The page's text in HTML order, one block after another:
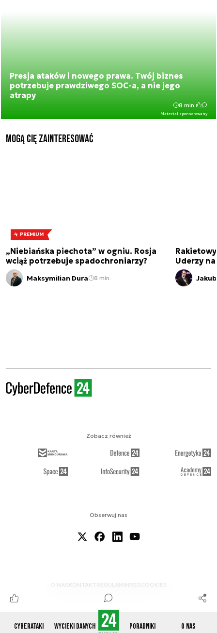
Cyberataki Wycieki danych Poradniki O nas
Presja ataków i nowego prawa. Twój biznes
potrzebuje prawdziwego SOC-a, a nie jego
atrapy
Materiał sponsorowany
8 min.
Mogą Cię zainteresować
PREMIUM
„Niebiańska piechota” w ogniu. Rosja
wciąż potrzebuje spadochroniarzy?
Maksymilian Dura 8 min.
Uderzy
Obserwuj nas
O NAS KONTAKTREGULAMINRSS COOKIES
Zobacz również
© 2012-2026 CYBERDEFENCE24